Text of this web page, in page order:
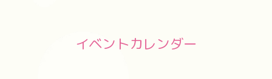
イベントカレンダー